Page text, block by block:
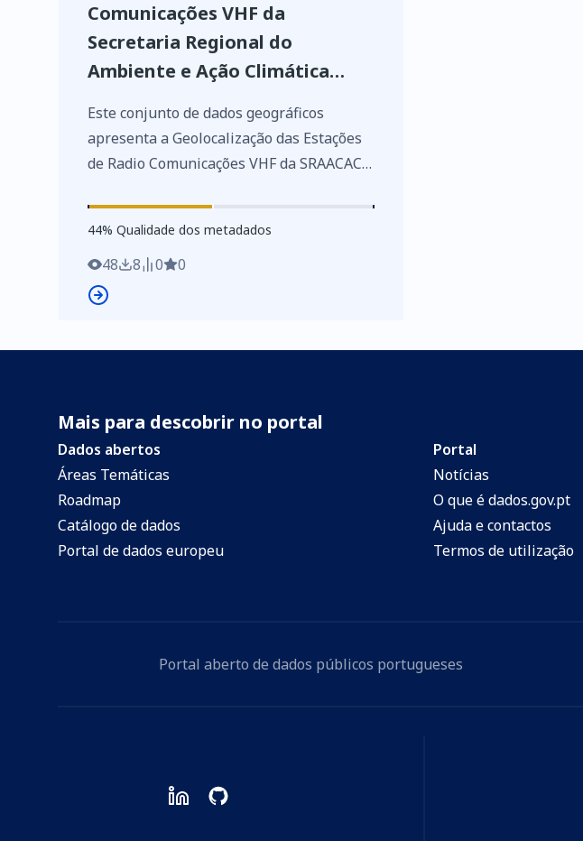
Comunicações VHF da
Secretaria Regional do
Ambiente e Ação Climática
Açores (RAA)
Este conjunto de dados geográficos
apresenta a Geolocalização das Estações
de Radio Comunicações VHF da SRAACAC,
estações (a partir das coordenadas
geográficas latitude e longitude em WGS
84) e a sua caracterização, nomeadamente
o número de estação, o local de instalação,
nove ilhas da Região.
44%
44% Qualidade dos metadados
48 8 0 0
Mais para descobrir no portal
Dados abertos
Áreas Temáticas
Roadmap
Catálogo de dados
Portal de dados europeu
Portal
Notícias
O que é dados.gov.pt
Ajuda e contactos
Termos de utilização
Portal aberto de dados públicos portugueses